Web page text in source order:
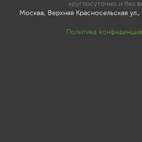
круглосуточно и без
Москва, Верхняя Красносельская ул.,
Политика